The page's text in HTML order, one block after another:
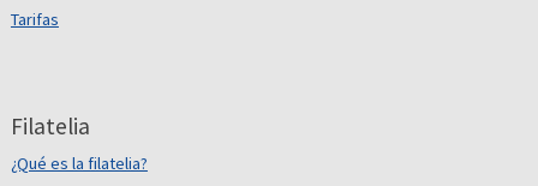
Tarifas
Filatelia
¿Qué es la filatelia?